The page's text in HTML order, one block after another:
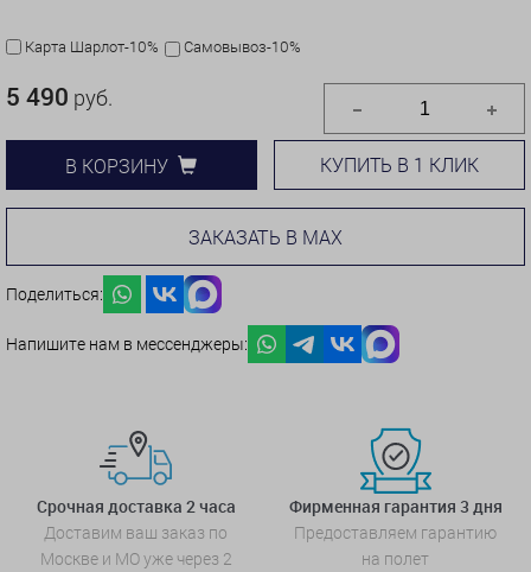
Карта Шарлот-10% Самовывоз-10%
5 490 руб.
В КОРЗИНУ КУПИТЬ В 1 КЛИК
ЗАКАЗАТЬ В MAX
Поделиться:
Напишите нам в мессенджеры:
Срочная доставка 2 часа
Доставим ваш заказ по
Москве и МО уже через 2
Фирменная гарантия 3 дня
Предоставляем гарантию
на полет